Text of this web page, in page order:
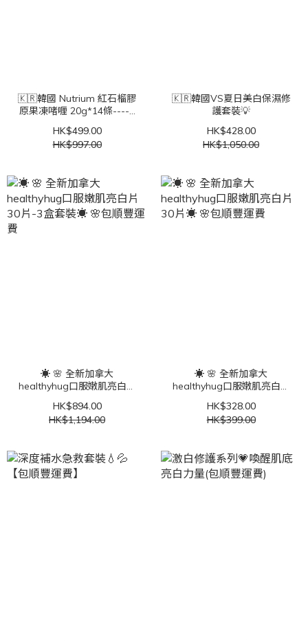
🇰🇷韓國 Nutrium 紅石榴膠
原果凍啫喱 20g*14條----3
盒套裝
HK$499.00
HK$997.00
🇰🇷韓國VS夏日美白保濕修
護套裝💡
HK$428.00
HK$1,050.00
☀️ 🌸 全新加拿大
healthyhug口服嫩肌亮白片
30片-3盒套裝☀️ 🌸包順豐運
費
HK$894.00
HK$1,194.00
☀️ 🌸 全新加拿大
healthyhug口服嫩肌亮白片
30片☀️ 🌸包順豐運費
HK$328.00
HK$399.00